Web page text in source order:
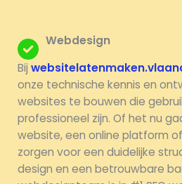
Webdesign
Bij
onze technische kennis en
websites te bouwen die
professioneel zijn. Of het nu
website, een online platform
zorgen voor een duidelijke
design en een betrouwbare